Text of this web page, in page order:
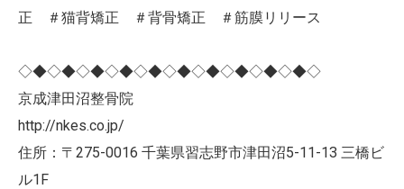
正 ＃猫背矯正 ＃背骨矯正 ＃筋膜リリース
◇◆◇◆◇◆◇◆◇◆◇◆◇◆◇◆◇◆◇◆◇
京成津田沼整骨院
http://nkes.co.jp/
住所：〒275-0016 千葉県習志野市津田沼5-11-13 三橋ビ
ル1F